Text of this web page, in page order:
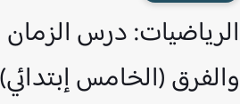
(الخامس إبتدائي)